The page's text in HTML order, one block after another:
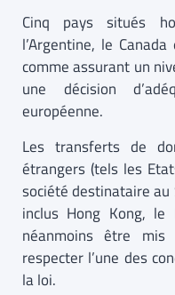
Cinq pays situés
l’Argentine, le
comme assurant un
une décision
européenne.
Les transferts de
étrangers (tels les
société destinataire au
inclus Hong Kong,
néanmoins être
respecter l’une des
la loi.